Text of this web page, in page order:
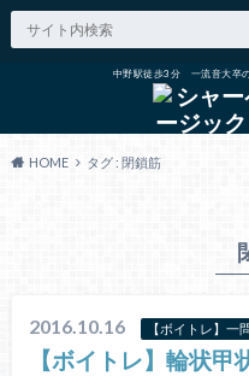
中野駅徒歩3分 一流音大卒
HOME タグ : 閉鎖筋
2016.10.16 【ボイトレ】一
【ボイトレ】輪状